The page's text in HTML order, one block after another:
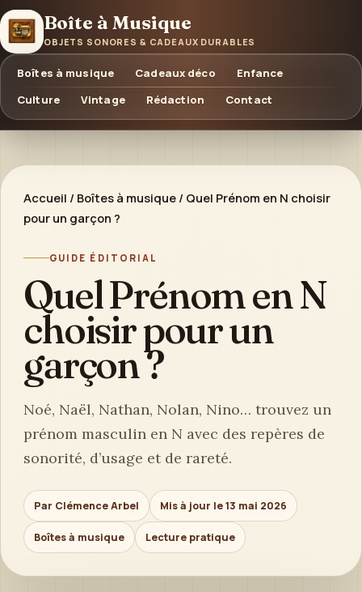
Boîte à Musique
OBJETS SONORES & CADEAUX DURABLES
Boîtes à musique Cadeaux déco
Enfance
Culture
Vintage Rédaction Contact
Accueil / Boîtes à musique / Quel Prénom en N choisir
pour un garçon ?
GUIDE ÉDITORIAL
Quel Prénom en N
choisir pour un
garçon ?
Noé, Naël, Nathan, Nolan, Nino… trouvez un
prénom masculin en N avec des repères de
sonorité, d’usage et de rareté.
Par Clémence Arbel Mis à jour le 13 mai 2026
Boîtes à musique Lecture pratique